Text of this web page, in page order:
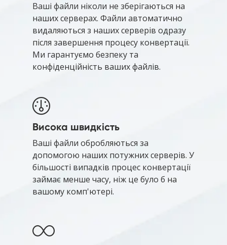
Ваші файли ніколи не зберігаються на
наших серверах. Файли автоматично
видаляються з наших серверів одразу
після завершення процесу конвертації.
Ми гарантуємо безпеку та
конфіденційність ваших файлів.
Висока швидкість
Ваші файли обробляються за
допомогою наших потужних серверів. У
більшості випадків процес конвертації
займає менше часу, ніж це було б на
вашому комп'ютері.